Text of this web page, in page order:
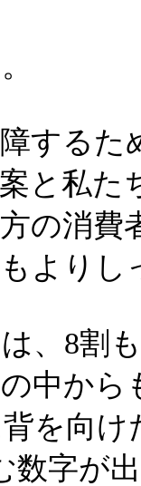
する
と私
の消
よりし
、8割
中か
を向
数字が